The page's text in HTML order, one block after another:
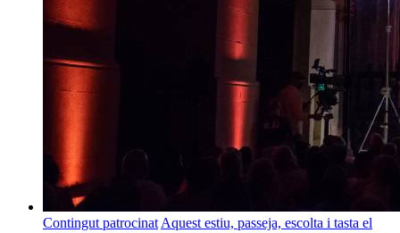
Contingut patrocinat Aquest estiu, passeja, escolta i tasta el